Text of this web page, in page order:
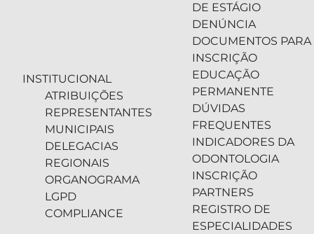
INSTITUCIONAL
ATRIBUIÇÕES
REPRESENTANTES
MUNICIPAIS
DELEGACIAS
REGIONAIS
ORGANOGRAMA
LGPD
COMPLIANCE
DE ESTÁGIO
DENÚNCIA
DOCUMENTOS PARA
INSCRIÇÃO
EDUCAÇÃO
PERMANENTE
DÚVIDAS
FREQUENTES
INDICADORES DA
ODONTOLOGIA
INSCRIÇÃO
PARTNERS
REGISTRO DE
ESPECIALIDADES